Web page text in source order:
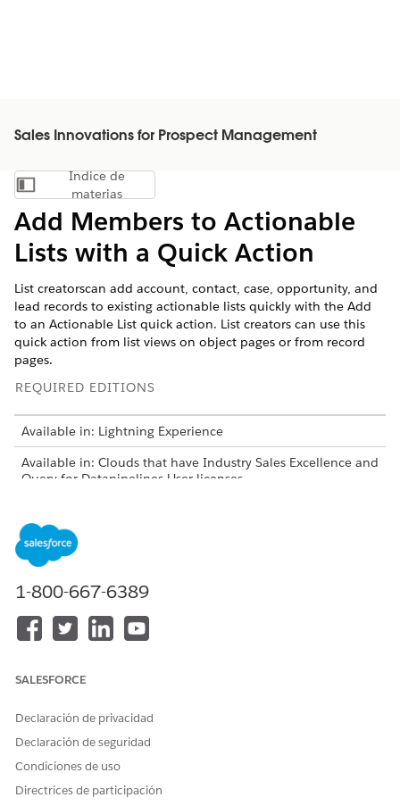
Sales Innovations for Prospect Management
Mostrar índice de materias
Índice de
materias
Add Members to Actionable
Lists with a Quick Action
List creatorscan add account, contact, case, opportunity, and
lead records to existing actionable lists quickly with the Add
to an Actionable List quick action. List creators can use this
quick action from list views on object pages or from record
pages.
REQUIRED EDITIONS
Available in: Lightning Experience
Available in: Clouds that have Industry Sales Excellence and
Query for Datapipelines User licenses
To add object records as list
members:
On an object page, select one or more records in the list
to a record page and click
Select the list to which you want to add the record, and
clickAdd.
1-800-667-6389
SALESFORCE
Declaración de privacidad
Declaración de seguridad
Condiciones de uso
Directrices de participación